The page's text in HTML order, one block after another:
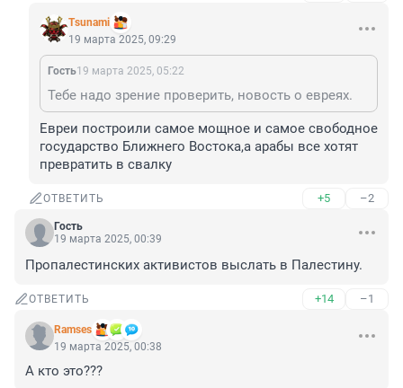
Tsunami
19 марта 2025, 09:29
Гость19 марта 2025, 05:22
Тебе надо зрение проверить, новость о евреях.
Евреи построили самое мощное и самое свободное
государство Ближнего Востока,а арабы все хотят
превратить в свалку
ОТВЕТИТЬ +5 –2
Гость
19 марта 2025, 00:39
Пропалестинских активистов выслать в Палестину.
ОТВЕТИТЬ +14 –1
Ramses
19 марта 2025, 00:38
А кто это???